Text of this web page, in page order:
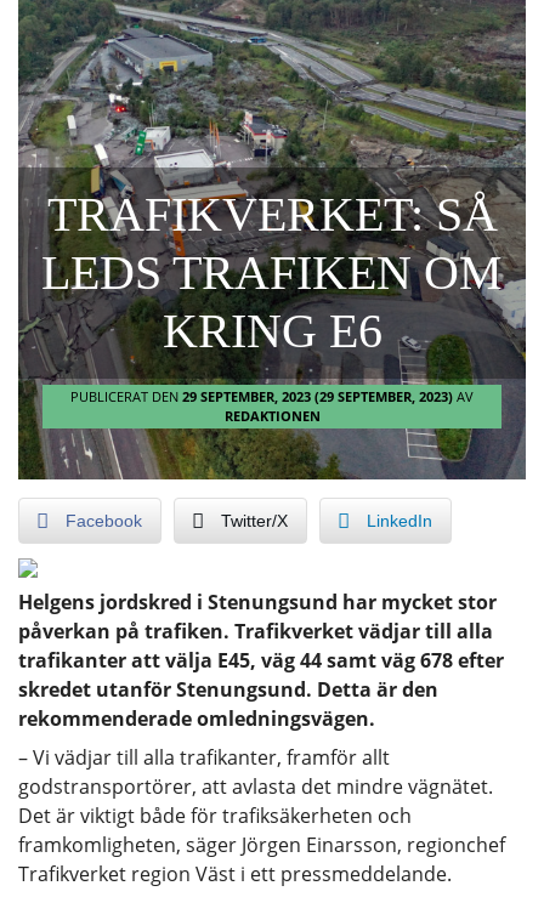
TRAFIKVERKET: SÅ
LEDS TRAFIKEN OM
KRING E6
PUBLICERAT DEN 29 SEPTEMBER, 2023 (29 SEPTEMBER, 2023) AV
REDAKTIONEN
Facebook Twitter/X LinkedIn
Helgens jordskred i Stenungsund har mycket stor
påverkan på trafiken. Trafikverket vädjar till alla
trafikanter att välja E45, väg 44 samt väg 678 efter
skredet utanför Stenungsund. Detta är den
rekommenderade omledningsvägen.
– Vi vädjar till alla trafikanter, framför allt
godstransportörer, att avlasta det mindre vägnätet.
Det är viktigt både för trafiksäkerheten och
framkomligheten, säger Jörgen Einarsson, regionchef
Trafikverket region Väst i ett pressmeddelande.